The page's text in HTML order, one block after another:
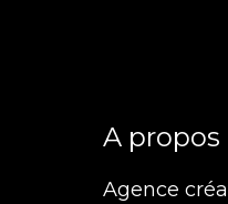
A propos
Agence